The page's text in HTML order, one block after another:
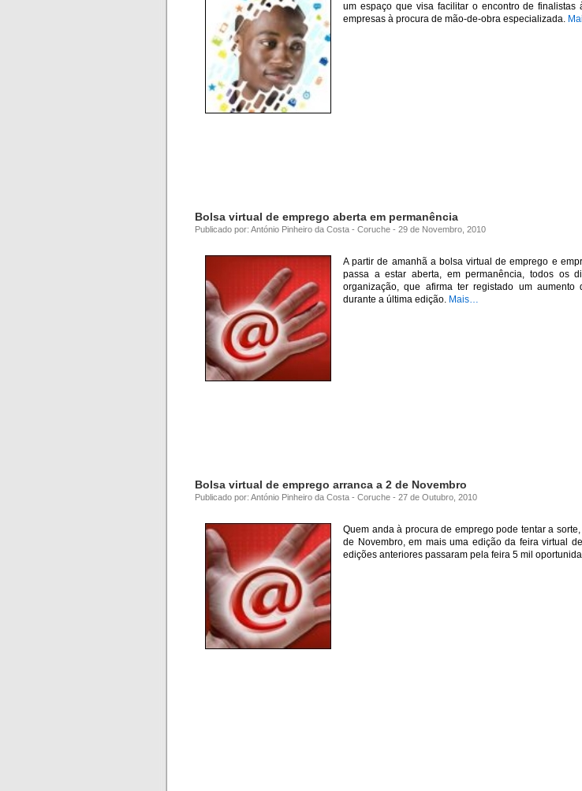
um espaço que visa facilitar o encontro de finalistas
empresas à procura de mão-de-obra especializada.
Bolsa virtual de emprego aberta em permanência
Publicado por: António Pinheiro da Costa - Coruche - 29 de Novembro, 2010
A partir de amanhã a bolsa virtual de emprego e
passa a estar aberta, em permanência, todos os
organização, que afirma ter registado um aumento
durante a última edição. Mais…
Bolsa virtual de emprego arranca a 2 de Novembro
Publicado por: António Pinheiro da Costa - Coruche - 27 de Outubro, 2010
Quem anda à procura de emprego pode tentar a
de Novembro, em mais uma edição da feira virtual
edições anteriores passaram pela feira 5 mil